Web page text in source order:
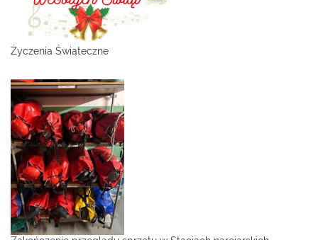
Życzenia Świąteczne